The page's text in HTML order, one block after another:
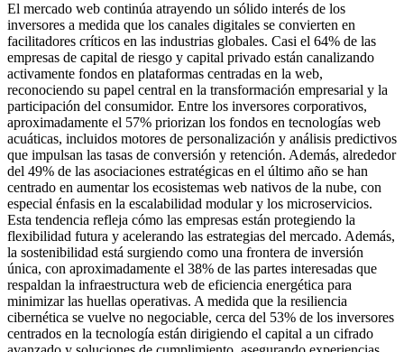
El mercado web continúa atrayendo un sólido interés de los
inversores a medida que los canales digitales se convierten en
facilitadores críticos en las industrias globales. Casi el 64% de las
empresas de capital de riesgo y capital privado están canalizando
activamente fondos en plataformas centradas en la web,
reconociendo su papel central en la transformación empresarial y la
participación del consumidor. Entre los inversores corporativos,
aproximadamente el 57% priorizan los fondos en tecnologías web
acuáticas, incluidos motores de personalización y análisis predictivos
que impulsan las tasas de conversión y retención. Además, alrededor
del 49% de las asociaciones estratégicas en el último año se han
centrado en aumentar los ecosistemas web nativos de la nube, con
especial énfasis en la escalabilidad modular y los microservicios.
Esta tendencia refleja cómo las empresas están protegiendo la
flexibilidad futura y acelerando las estrategias del mercado. Además,
la sostenibilidad está surgiendo como una frontera de inversión
única, con aproximadamente el 38% de las partes interesadas que
respaldan la infraestructura web de eficiencia energética para
minimizar las huellas operativas. A medida que la resiliencia
cibernética se vuelve no negociable, cerca del 53% de los inversores
centrados en la tecnología están dirigiendo el capital a un cifrado